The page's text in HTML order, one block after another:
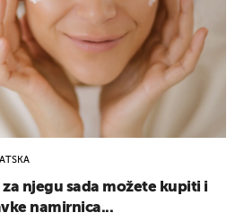
njegu sada možete kupiti i
namirnica...